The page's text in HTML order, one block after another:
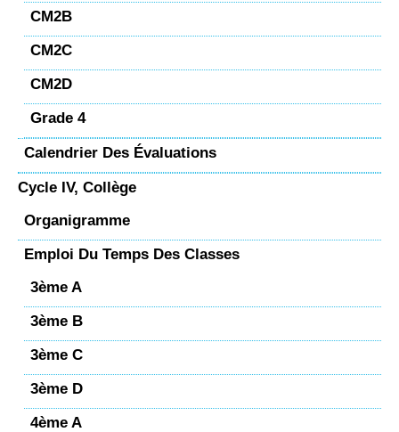
CM2B
CM2C
CM2D
Grade 4
Calendrier Des Évaluations
Cycle IV, Collège
Organigramme
Emploi Du Temps Des Classes
3ème A
3ème B
3ème C
3ème D
4ème A